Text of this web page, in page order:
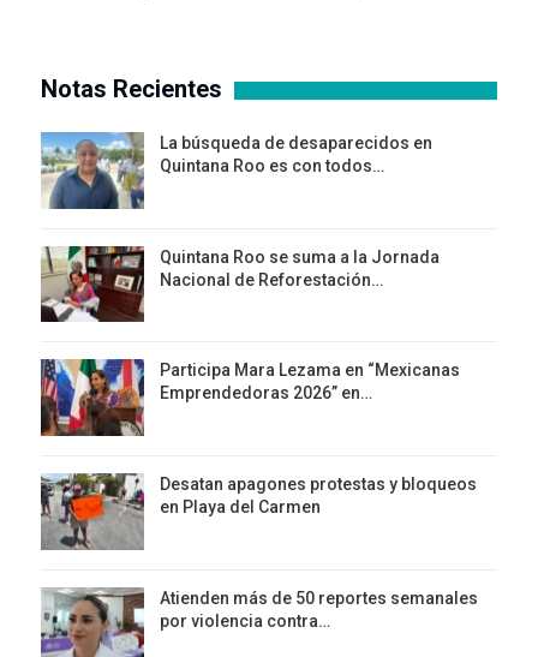
Notas Recientes
La búsqueda de desaparecidos en
Quintana Roo es con todos…
Quintana Roo se suma a la Jornada
Nacional de Reforestación…
Participa Mara Lezama en “Mexicanas
Emprendedoras 2026” en…
Desatan apagones protestas y bloqueos
en Playa del Carmen
Atienden más de 50 reportes semanales
por violencia contra…